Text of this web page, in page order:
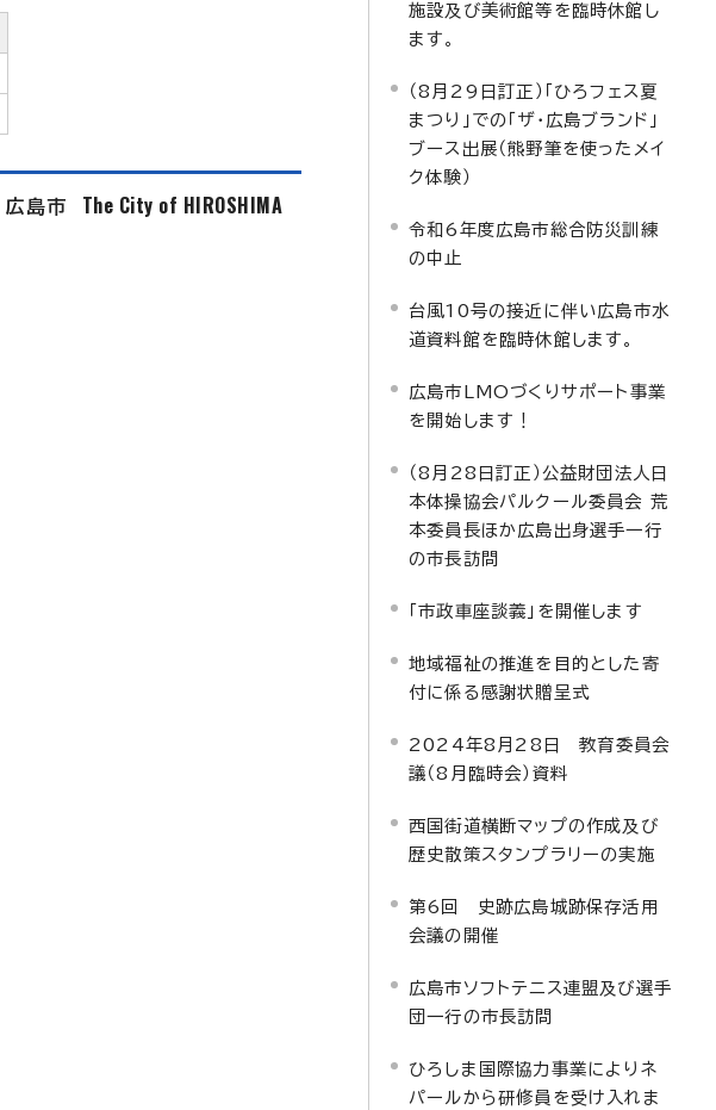
広島市 The City of HIROSHIMA
施設及び美術館等を臨時休館し
ます。
（8月29日訂正）「ひろフェス夏
まつり」での「ザ・広島ブランド」
ブース出展（熊野筆を使ったメイ
ク体験）
令和6年度広島市総合防災訓練
の中止
台風10号の接近に伴い広島市水
道資料館を臨時休館します。
広島市LMOづくりサポート事業
を開始します！
（8月28日訂正）公益財団法人日
本体操協会パルクール委員会 荒
本委員長ほか広島出身選手一行
の市長訪問
「市政車座談義」を開催します
地域福祉の推進を目的とした寄
付に係る感謝状贈呈式
2024年8月28日 教育委員会
議（8月臨時会）資料
西国街道横断マップの作成及び
歴史散策スタンプラリーの実施
第6回 史跡広島城跡保存活用
会議の開催
広島市ソフトテニス連盟及び選手
団一行の市長訪問
ひろしま国際協力事業によりネ
パールから研修員を受け入れま